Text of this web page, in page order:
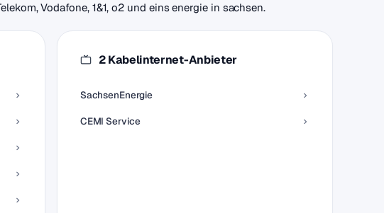
Vodafone, 1&1, o2 und eins energie in sachsen.
2 Kabelinternet-Anbieter
SachsenEnergie
CEMI Service